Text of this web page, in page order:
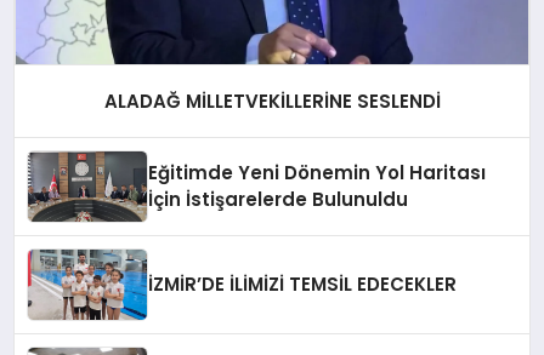
ALADAĞ MİLLETVEKİLLERİNE SESLENDİ
Eğitimde Yeni Dönemin Yol Haritası
İçin İstişarelerde Bulunuldu
İZMİR’DE İLİMİZİ TEMSİL EDECEKLER